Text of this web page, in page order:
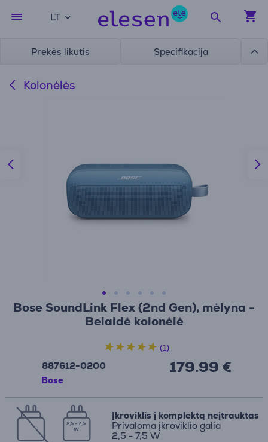
LT
Prekės likutis Specifikacija
Kolonėlės
Bose SoundLink Flex (2nd Gen), mėlyna -
Belaidė kolonėlė
887612-0200
Bose
179.99 €
(1)
2,5 - 7,5
W
Įkroviklis į komplektą neįtrauktas
Privaloma įkroviklio galia
2,5 - 7,5 W